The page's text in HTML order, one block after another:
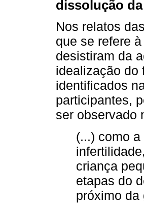
dissolução
Nos relatos
que se refere
desistiram da
idealização do
identificados
participantes,
ser observado
(...) como
criança
etapas do
próximo da